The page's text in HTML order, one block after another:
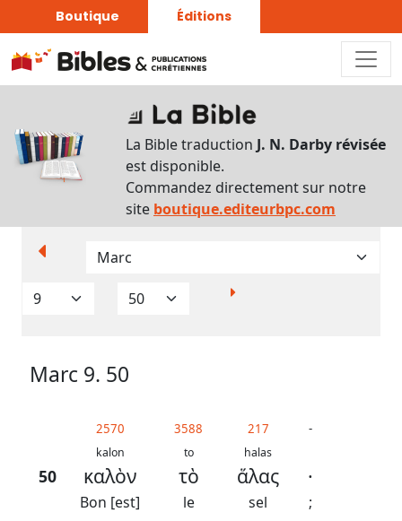
Boutique Éditions
La Bible traduction J. N. Darby révisée
est disponible.
Commandez directement sur notre
site boutique.editeurbpc.com
Marc 9. 50
50
2570
kalon
καλὸν
Bon [est]
3588
to
τὸ
le
217
halas
ἅλας
sel
-
·
;
d’affichage
Par
verset
Translittérations
Analyse
Abréviations
grammaticales